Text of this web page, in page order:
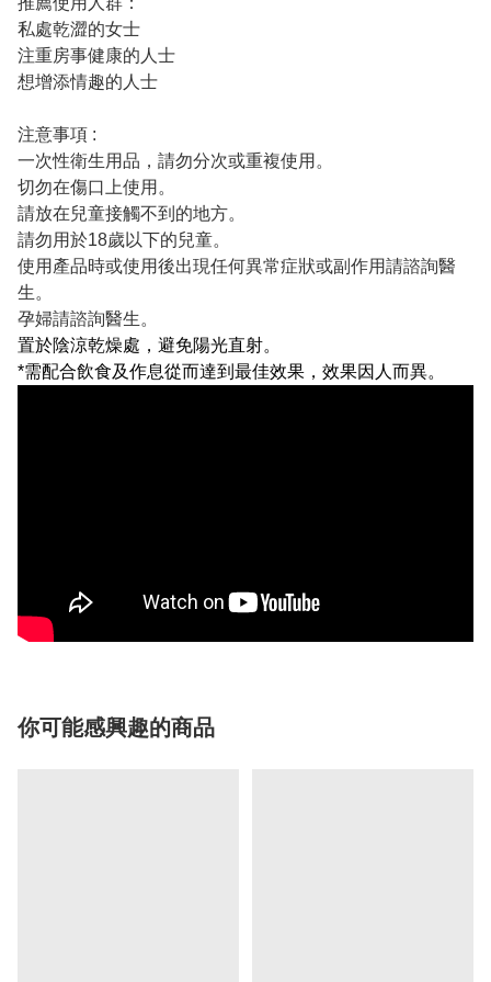
私處乾澀的女士
注重房事健康的人士
想增添情趣的人士
注意事項 :
一次性衛生用品，請勿分次或重複使用。
切勿在傷口上使用。
請放在兒童接觸不到的地方。
請勿用於18歲以下的兒童。
使用產品時或使用後出現任何異常症狀或副作用請諮詢醫
生。
孕婦請諮詢醫生。
置於陰涼乾燥處 ， 避免陽光直射。
*需配合飲食及作息從而達到最佳效果，效果因人而異。
你可能感興趣的商品